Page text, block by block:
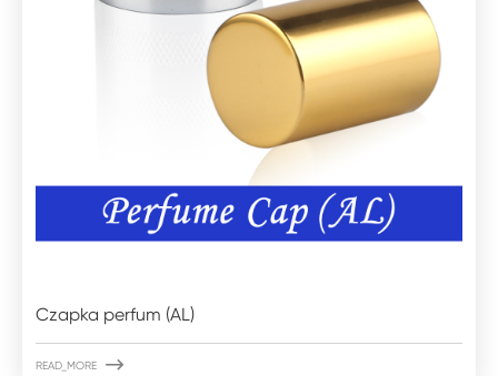
Czapka perfum (AL)
READ_MORE 